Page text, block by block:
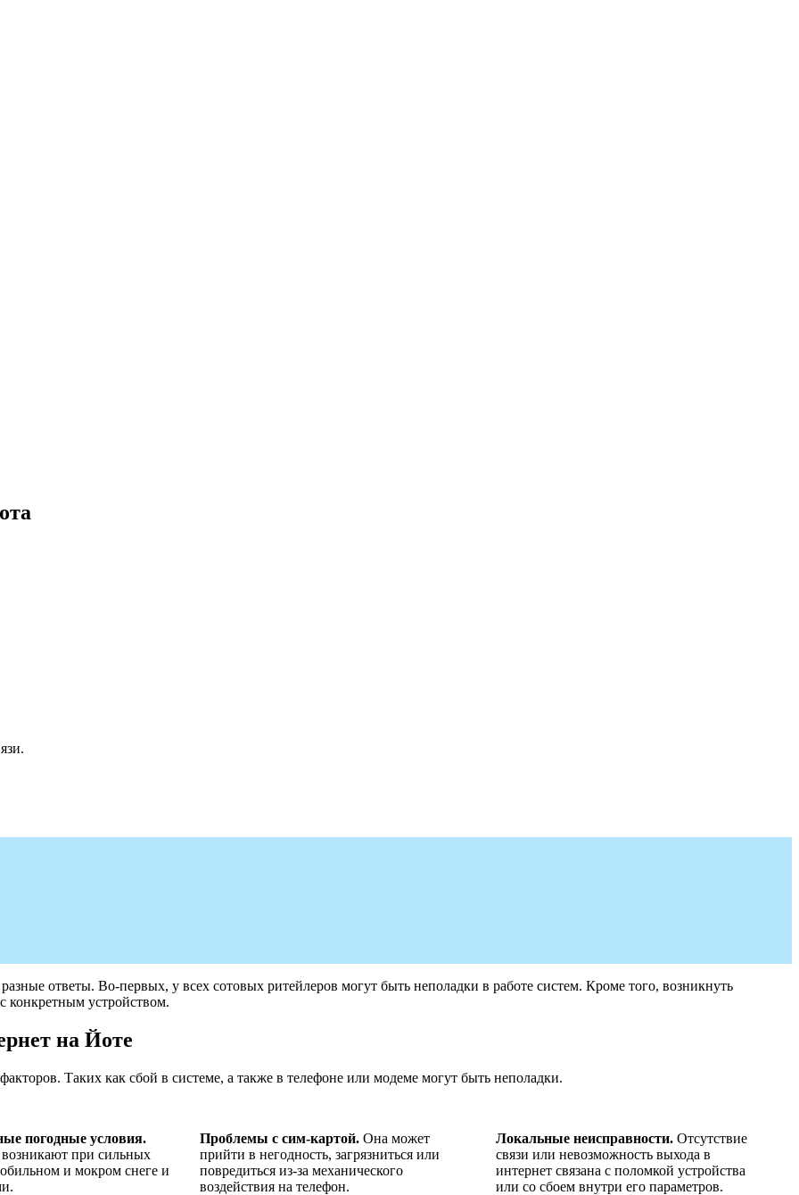
ответы. Во-первых, у всех сотовых ритейлеров могут быть неполадки в работе систем. Кроме того, возникнуть
конкретным устройством.
на Йоте
Таких как сбой в системе, а также в телефоне или модеме могут быть неполадки.
погодные условия.
при сильных
и мокром снеге и
Проблемы с сим-картой. Она может
прийти в негодность, загрязниться или
повредиться из-за механического
воздействия на телефон.
Локальные неисправности. Отсутствие
связи или невозможность выхода в
интернет связана с поломкой устройства
или со сбоем внутри его параметров.